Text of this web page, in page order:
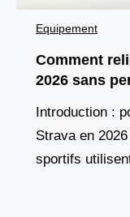
Equipement
Comment
2026 sans
Introduction :
Strava en
sportifs